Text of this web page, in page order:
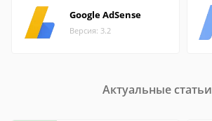
Google AdSense
Версия: 3.2
Актуальные статьи